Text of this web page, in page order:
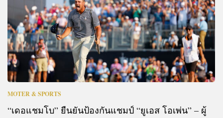
MOTER & SPORTS
“เดอแชมโบ” ยืนยันป้องกันแชมป์ “ยูเอส โอเพ่น” – ผู้